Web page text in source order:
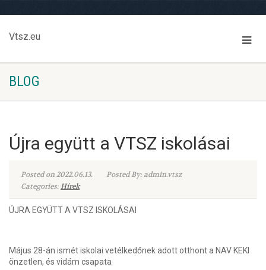
Vtsz.eu
BLOG
Újra együtt a VTSZ iskolásai
Posted on 2022.06.13.
Posted By: admin.vtsz
Categories:Hírek
ÚJRA EGYÜTT A VTSZ ISKOLÁSAI
Május 28-án ismét iskolai vetélkedőnek adott otthont a NAV KEKI
önzetlen, és vidám csapata